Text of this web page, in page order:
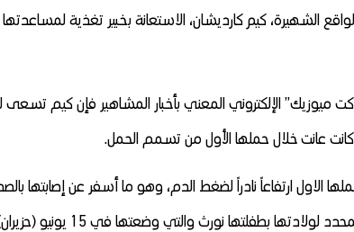
الشهيرة، كيم كارديشان، الاستعانة بخبير تغذية
ميوزيك” الإلكتروني المعني بأخبار المشاهير فإن كيم
كانت عانت خلال حملها الأول من تسمم الحمل.
الاول ارتفاعاً نادراً لضغط الدم، وهو ما أسفر عن إصابتها
بطفلتها نورث والتي وضعتها في 15 يونيو (حزيران) عام 2013.